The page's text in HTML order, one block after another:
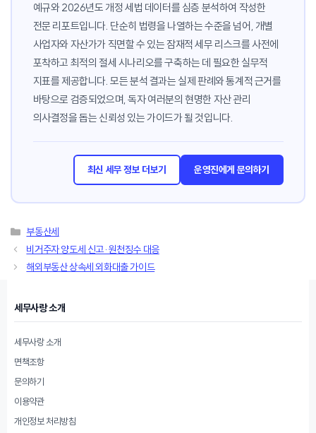
예규와 2026년도 개정 세법 데이터를 심층 분석하여 작성한
전문 리포트입니다. 단순히 법령을 나열하는 수준을 넘어, 개별
사업자와 자산가가 직면할 수 있는 잠재적 세무 리스크를 사전에
포착하고 최적의 절세 시나리오를 구축하는 데 필요한 실무적
지표를 제공합니다. 모든 분석 결과는 실제 판례와 통계적 근거를
바탕으로 검증되었으며, 독자 여러분의 현명한 자산 관리
의사결정을 돕는 신뢰성 있는 가이드가 될 것입니다.
최신 세무 정보 더보기 운영진에게 문의하기
카
테
고
리
부동산세
비거주자 양도세 신고·원천징수 대응
해외부동산 상속세 외화대출 가이드
세무사랑 소개
세무사랑 소개
면책조항
문의하기
이용약관
개인정보 처리방침